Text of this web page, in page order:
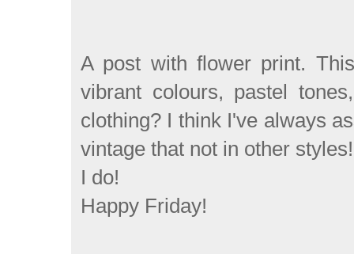
A post with flower print.
vibrant colours, pastel
clothing? I think I've always
vintage that not in other
I do!
Happy Friday!